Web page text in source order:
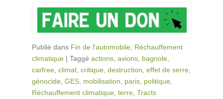
Publié dans Fin de l'automobile, Réchauffement
climatique | Taggé actions, avions, bagnole,
carfree, climat, critique, destruction, effet de serre,
génocide, GES, mobilisation, paris, politique,
Réchauffement climatique, terre, Tracts